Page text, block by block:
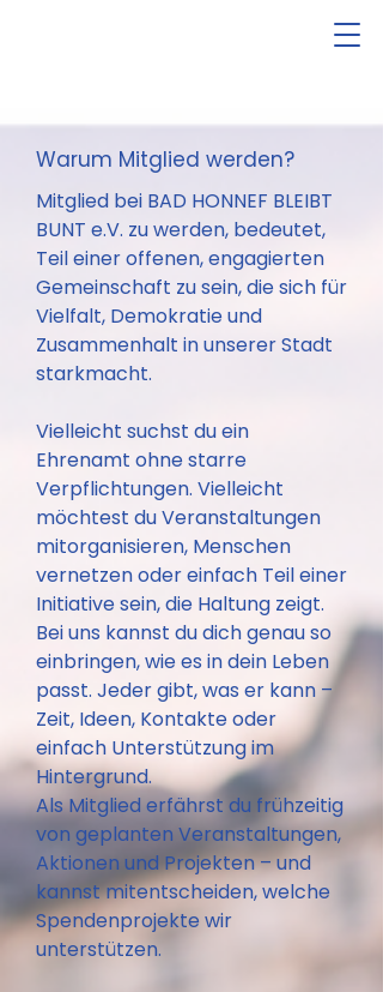
Warum Mitglied werden?
Mitglied bei BAD HONNEF BLEIBT
BUNT e.V. zu werden, bedeutet,
Teil einer offenen, engagierten
Gemeinschaft zu sein, die sich für
Vielfalt, Demokratie und
Zusammenhalt in unserer Stadt
starkmacht.
Vielleicht suchst du ein
Ehrenamt ohne starre
Verpflichtungen. Vielleicht
möchtest du Veranstaltungen
mitorganisieren, Menschen
vernetzen oder einfach Teil einer
Initiative sein, die Haltung zeigt.
Bei uns kannst du dich genau so
einbringen, wie es in dein Leben
passt. Jeder gibt, was er kann –
Zeit, Ideen, Kontakte oder
einfach Unterstützung im
Hintergrund.
Als Mitglied erfährst du frühzeitig
von geplanten Veranstaltungen,
Aktionen und Projekten – und
kannst mitentscheiden, welche
Spendenprojekte wir
unterstützen.